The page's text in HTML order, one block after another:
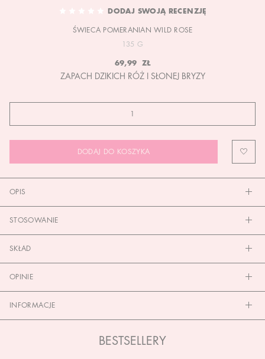
DODAJ SWOJĄ RECENZJĘ
ŚWIECA POMERANIAN WILD ROSE
135 G
69,99 ZŁ
ZAPACH DZIKICH RÓŻ I SŁONEJ BRYZY
DODAJ DO KOSZYKA
OPIS
STOSOWANIE
SKŁAD
OPINIE
INFORMACJE
BESTSELLERY